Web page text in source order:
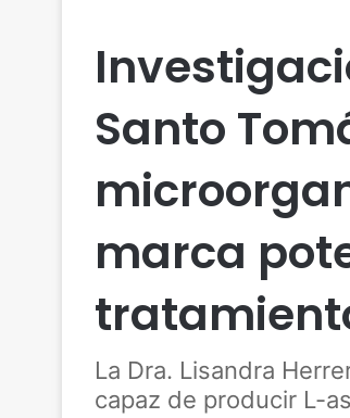
Santo
marca
La Dra. Lisandra
capaz de producir L-